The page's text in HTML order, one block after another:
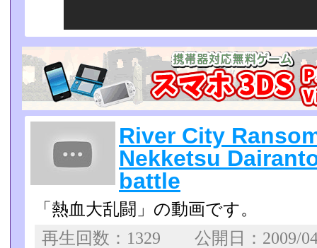
River City
Nekketsu
battle
「熱血大乱闘」の動画です。
再生回数：1329 公開日：